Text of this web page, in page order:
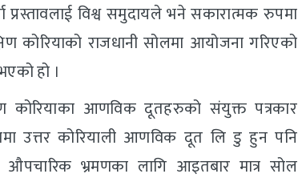
विश्व समुदायले भने सकारात्मक रुपमा
कोरियाको राजधानी सोलमा आयोजना गरिएको
हो ।
कोरियाका आणविक दूतहरुको संयुक्त पत्रकार
उत्तर कोरियाली आणविक दूत लि डु हुन पनि
औपचारिक भ्रमणका लागि आइतबार मात्र सोल